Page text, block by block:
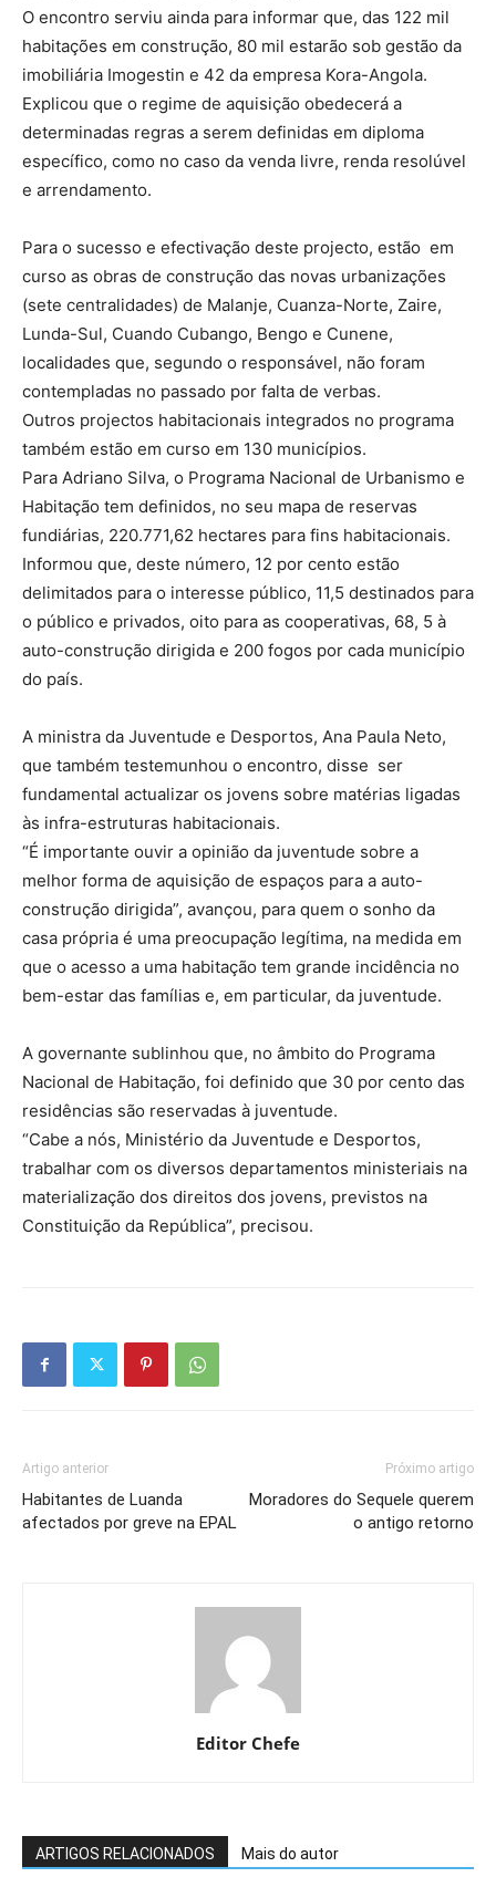
O encontro serviu ainda para informar que, das 122 mil
habitações em construção, 80 mil estarão sob gestão da
imobiliária Imogestin e 42 da empresa Kora-Angola.
Explicou que o regime de aquisição obedecerá a
determinadas regras a serem definidas em diploma
específico, como no caso da venda livre, renda resolúvel
e arrendamento.
Para o sucesso e efectivação deste projecto, estão em
curso as obras de construção das novas urbanizações
(sete centralidades) de Malanje, Cuanza-Norte, Zaire,
Lunda-Sul, Cuando Cubango, Bengo e Cunene,
localidades que, segundo o responsável, não foram
contempladas no passado por falta de verbas.
Outros projectos habitacionais integrados no programa
também estão em curso em 130 municípios.
Para Adriano Silva, o Programa Nacional de Urbanismo e
Habitação tem definidos, no seu mapa de reservas
fundiárias, 220.771,62 hectares para fins habitacionais.
Informou que, deste número, 12 por cento estão
delimitados para o interesse público, 11,5 destinados para
o público e privados, oito para as cooperativas, 68, 5 à
auto-construção dirigida e 200 fogos por cada município
do país.
A ministra da Juventude e Desportos, Ana Paula Neto,
que também testemunhou o encontro, disse ser
fundamental actualizar os jovens sobre matérias ligadas
às infra-estruturas habitacionais.
“É importante ouvir a opinião da juventude sobre a
melhor forma de aquisição de espaços para a auto-
construção dirigida”, avançou, para quem o sonho da
casa própria é uma preocupação legítima, na medida em
que o acesso a uma habitação tem grande incidência no
bem-estar das famílias e, em particular, da juventude.
A governante sublinhou que, no âmbito do Programa
Nacional de Habitação, foi definido que 30 por cento das
residências são reservadas à juventude.
“Cabe a nós, Ministério da Juventude e Desportos,
trabalhar com os diversos departamentos ministeriais na
materialização dos direitos dos jovens, previstos na
Constituição da República”, precisou.
Artigo anterior
Habitantes de Luanda
afectados por greve na EPAL
Próximo artigo
Moradores do Sequele querem
o antigo retorno
Editor Chefe
ARTIGOS RELACIONADOS Mais do autor